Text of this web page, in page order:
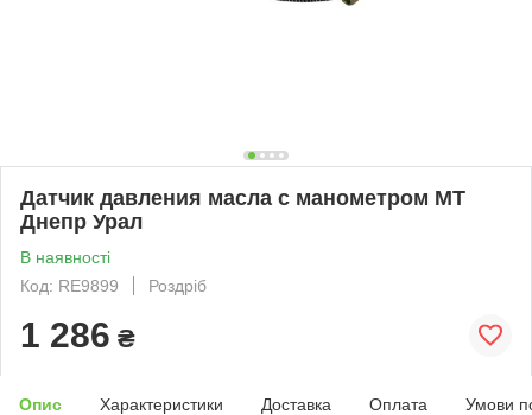
Датчик давления масла с манометром МТ
Днепр Урал
В наявності
Код: RE9899
Роздріб
1 286 ₴
Опис Характеристики Доставка Оплата Умови